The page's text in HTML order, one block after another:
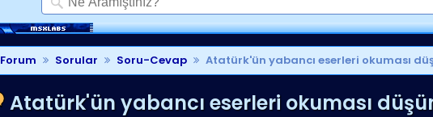
Forum Sorular Soru-Cevap Atatürk'ün yabancı eserleri okuması
Atatürk'ün yabancı eserleri okuması